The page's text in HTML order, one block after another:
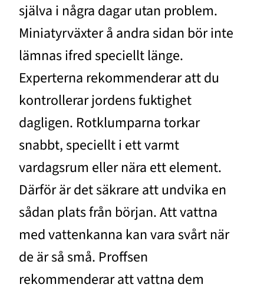
själva i några dagar utan problem.
Miniatyrväxter å andra sidan bör inte
lämnas ifred speciellt länge.
Experterna rekommenderar att du
kontrollerar jordens fuktighet
dagligen. Rotklumparna torkar
snabbt, speciellt i ett varmt
vardagsrum eller nära ett element.
Därför är det säkrare att undvika en
sådan plats från början. Att vattna
med vattenkanna kan vara svårt när
de är så små. Proffsen
rekommenderar att vattna dem